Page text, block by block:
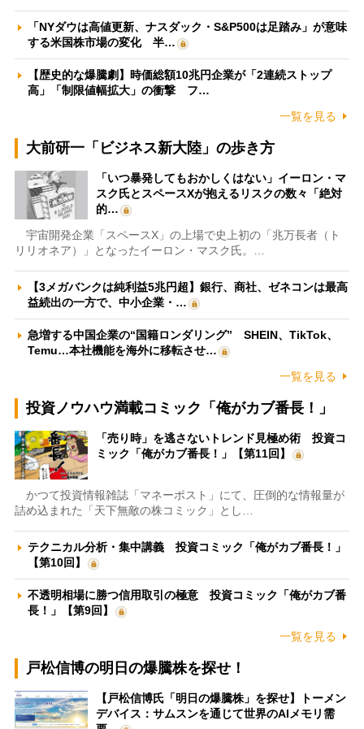
「NYダウは高値更新、ナスダック・S&P500は足踏み」が意味
する米国株市場の変化 半…
【歴史的な爆騰劇】時価総額10兆円企業が「2連続ストップ
高」「制限値幅拡大」の衝撃 フ…
一覧を見る
大前研一「ビジネス新大陸」の歩き方
「いつ暴発してもおかしくはない」イーロン・マ
スク氏とスペースXが抱えるリスクの数々「絶対
的…
宇宙開発企業「スペースX」の上場で史上初の「兆万長者（ト
リリオネア）」となったイーロン・マスク氏。…
【3メガバンクは純利益5兆円超】銀行、商社、ゼネコンは最高
益続出の一方で、中小企業・…
急増する中国企業の“国籍ロンダリング” SHEIN、TikTok、
Temu…本社機能を海外に移転させ…
一覧を見る
投資ノウハウ満載コミック「俺がカブ番長！」
「売り時」を逃さないトレンド見極め術 投資コ
ミック「俺がカブ番長！」【第11回】
かつて投資情報雑誌「マネーポスト」にて、圧倒的な情報量が
詰め込まれた「天下無敵の株コミック」とし…
テクニカル分析・集中講義 投資コミック「俺がカブ番長！」
【第10回】
不透明相場に勝つ信用取引の極意 投資コミック「俺がカブ番
長！」【第9回】
一覧を見る
戸松信博の明日の爆騰株を探せ！
【戸松信博氏「明日の爆騰株」を探せ】トーメン
デバイス：サムスンを通じて世界のAIメモリ需